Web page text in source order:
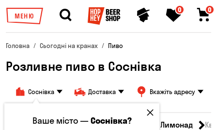
МЕНЮ
0 0
Головна Сьогодні на кранах Пиво
Розливне пиво в Соснівка
Соснівка Доставка Вкажіть адресу
Всі товари Пиво Сидр Лимонад
Ваше місто —Соснівка?